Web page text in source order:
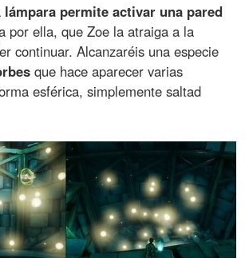
lámpara permite activar una pared
por ella, que Zoe la atraiga a la
continuar. Alcanzaréis una especie
que hace aparecer varias
esférica, simplemente saltad